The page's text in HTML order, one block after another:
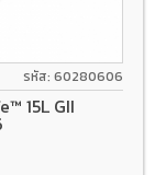
รหัส: 60280606
15L GII